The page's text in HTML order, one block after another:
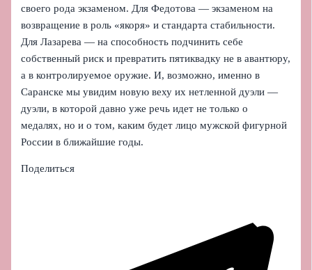
своего рода экзаменом. Для Федотова — экзаменом на
возвращение в роль «якоря» и стандарта стабильности.
Для Лазарева — на способность подчинить себе
собственный риск и превратить пятиквадку не в авантюру,
а в контролируемое оружие. И, возможно, именно в
Саранске мы увидим новую веху их нетленной дуэли —
дуэли, в которой давно уже речь идет не только о
медалях, но и о том, каким будет лицо мужской фигурной
России в ближайшие годы.
Поделиться